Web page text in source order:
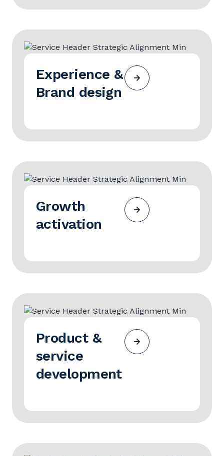
Experience &
Brand design
Growth
activation
Product &
service
development